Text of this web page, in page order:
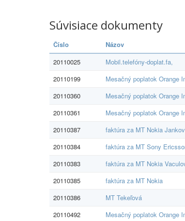
Súvisiace dokumenty
Číslo Názov
20110025
Mobil.telefóny-doplat.fa,
20110199
Mesačný poplatok Orange
20110360
Mesačný poplatok Orange
20110361
Mesačný poplatok Orange
20110387
faktúra za MT Nokia
20110384
faktúra za MT Sony
20110383
faktúra za MT Nokia
20110385
faktúra za MT Nokia
20110386
MT Tekeľová
20110492
Mesačný poplatok Orange